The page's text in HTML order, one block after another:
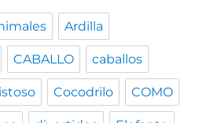
Ardilla
CABALLO caballos
Cocodrilo COMO